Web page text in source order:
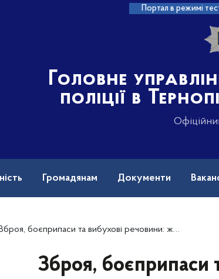
Портал в режимі
Головне
поліції в
Громадянам Документи
боєприпаси та вибухові речовини: жителя Тернопільщини судитимуть за незаконне зберігання небезпечних предметів
Зброя, боєприпаси